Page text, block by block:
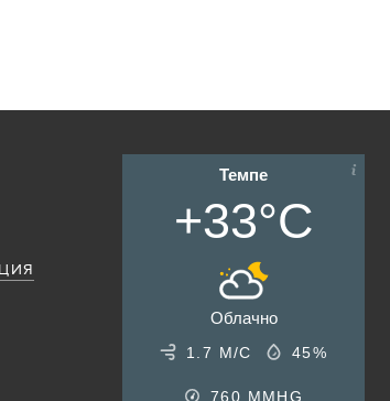
Темпе
+33°C
Облачно
1.7 М/С 45%
760 MMHG